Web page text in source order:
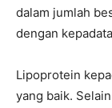
dalam jumlah
dengan
Lipoprotein
yang baik.